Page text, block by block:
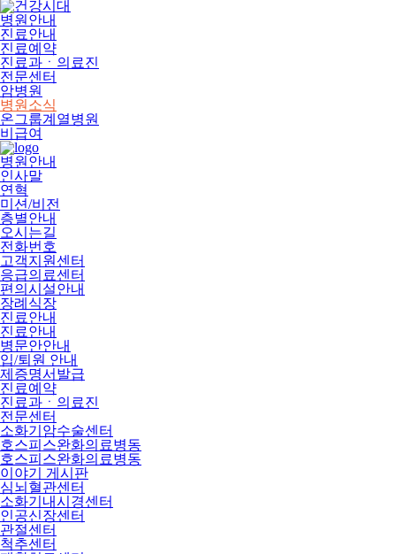
병원안내
진료안내
진료예약
진료과ㆍ의료진
전문센터
암병원
병원소식
온그룹계열병원
비급여
병원안내
인사말
연혁
미션/비전
층별안내
오시는길
전화번호
고객지원센터
응급의료센터
편의시설안내
장례식장
진료안내
진료안내
병문안안내
입/퇴원 안내
제증명서발급
진료예약
진료과ㆍ의료진
전문센터
소화기암수술센터
호스피스완화의료병동
호스피스완화의료병동
이야기 게시판
심뇌혈관센터
소화기내시경센터
인공신장센터
관절센터
척추센터